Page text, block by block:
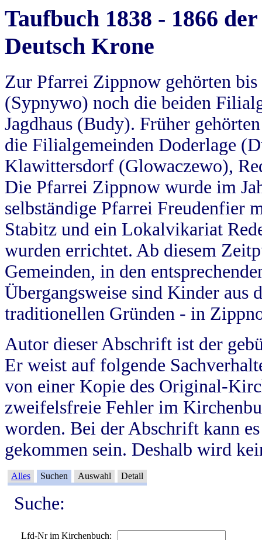
Taufbuch 1838 - 1866
Deutsch Krone
Zur Pfarrei Zippnow gehörten
(Sypnywo) noch die beiden
Jagdhaus (Budy). Früher
die Filialgemeinden Doderlage
Klawittersdorf (Glowaczewo),
Die Pfarrei Zippnow wurde im
selbständige Pfarrei Freudenfier
Stabitz und ein Lokalvikariat
wurden errichtet. Ab diesem
Gemeinden, in den
Übergangsweise sind Kinder aus
traditionellen Gründen - in
Autor dieser Abschrift ist der
Er weist auf folgende
von einer Kopie des Original-
zweifelsfreie Fehler im
worden. Bei der Abschrift kann
gekommen sein. Deshalb wird
Alles Suchen Auswahl Detail
Suche:
Lfd-Nr im Kirchenbuch: